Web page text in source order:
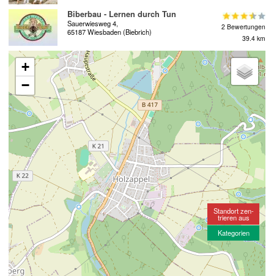
Biberbau - Lernen durch Tun
Sauerwiesweg 4,
65187 Wiesbaden (Biebrich)
2 Bewertungen
39.4 km
+
−
Standort zen-
trieren aus
Kategorien